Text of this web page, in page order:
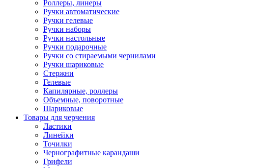
Роллеры, линеры
Ручки автоматические
Ручки гелевые
Ручки наборы
Ручки настольные
Ручки подарочные
Ручки со стираемыми чернилами
Ручки шариковые
Стержни
Гелевые
Капилярные, роллеры
Объемные, поворотные
Шариковые
Товары для черчения
Ластики
Линейки
Точилки
Чернографитные карандаши
Грифели